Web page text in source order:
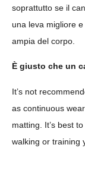
soprattutto se il
una leva migliore
ampia del corpo.
È giusto che un
It’s not
as continuous
matting. It’s best
walking or training